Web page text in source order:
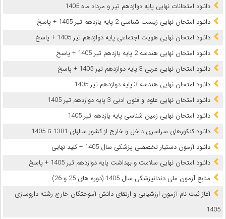
دانلود امتحانات نهایی پایه دوازدهم تیر و مرداد ماه 1405
دانلود امتحان نهایی زیست شناسی 2 پایه یازدهم تیر 1405 + پاسخ
دانلود امتحان نهایی هویت اجتماعی پایه دوازدهم تیر 1405 + پاسخ
دانلود امتحان نهایی هندسه 2 پایه یازدهم تیر 1405 + پاسخ
دانلود امتحان نهایی عربی 3 پایه دوازدهم تیر 1405 + پاسخ
دانلود امتحان نهایی هندسه 3 پایه دوازدهم تیر 1405
دانلود امتحان نهایی علوم و فنون ادبی 3 پایه دوازدهم تیر 1405
دانلود امتحان نهایی زمین شناسی پایه یازدهم تیر 1405
دانلود کنکورهای سراسری داخل و خارج از کشور سالهای 1381 تا 1405
دانلود آزمون دستیار تخصصی پزشکی سال 1405 + کلید نهایی
دانلود امتحان نهایی سلامت و بهداشت پایه دوازدهم تیر 1405 + پاسخ
ﻣﻨﺎﺑﻊ آزﻣﻮن ﻣﻠﯽ دندانپزشکی سال 1405 (دوره های 25 و 26)
آغاز ثبت نام آزمون‌ ارزشیابی و ارتقای دانش آموختگان خارج رشته داروسازی
1405